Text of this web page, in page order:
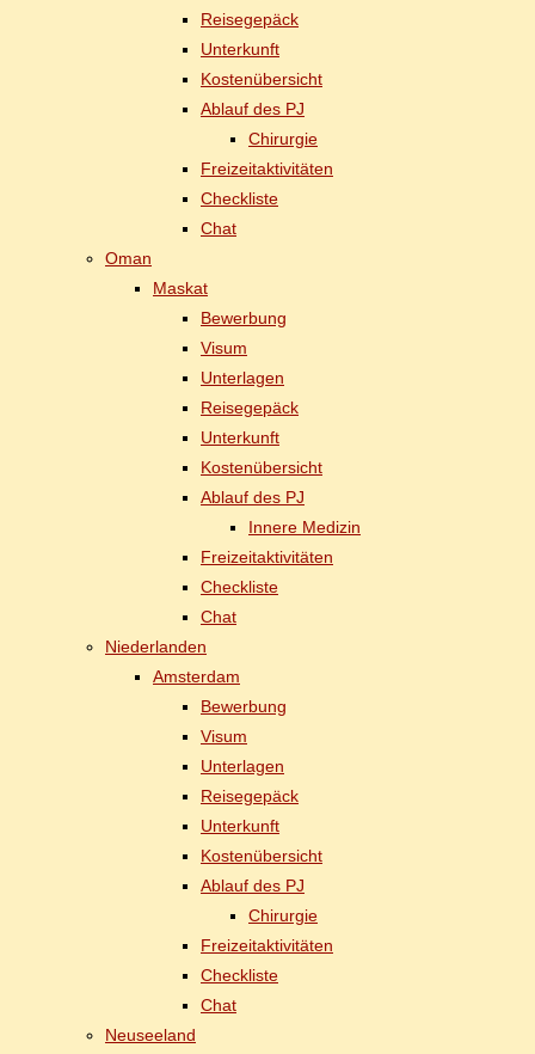
Rei­se­ge­päck
Un­ter­kunft
Kos­ten­über­sicht
Ab­lauf des PJ
Chir­ur­gie
Frei­zeit­ak­ti­vi­tä­ten
Check­lis­te
Chat
Oman
Mas­kat
Be­wer­bung
Vi­sum
Un­ter­la­gen
Rei­se­ge­päck
Un­ter­kunft
Kos­ten­über­sicht
Ab­lauf des PJ
In­ne­re Medizin
Frei­zeit­ak­ti­vi­tä­ten
Check­lis­te
Chat
Nie­der­lan­den
Ams­ter­dam
Be­wer­bung
Vi­sum
Un­ter­la­gen
Rei­se­ge­päck
Un­ter­kunft
Kos­ten­über­sicht
Ab­lauf des PJ
Chir­ur­gie
Frei­zeit­ak­ti­vi­tä­ten
Check­lis­te
Chat
Neu­see­land